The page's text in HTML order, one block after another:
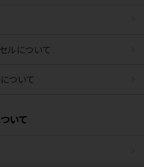
ルについて
ついて
いて